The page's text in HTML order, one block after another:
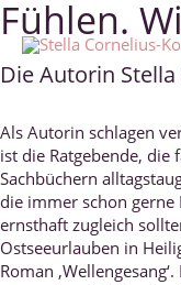
Zum
Inhalt
springen
Fühlen.
Die Autorin
Als Autorin schlagen
ist die Ratgebende,
Sachbüchern
die immer schon
ernsthaft zugleich
Ostseeurlauben in
Roman